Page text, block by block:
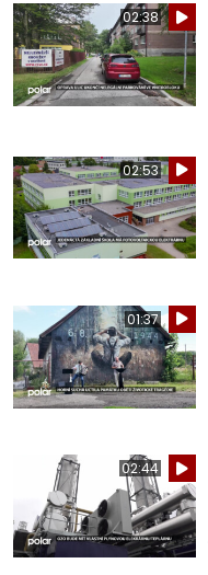
02:38
02:53
01:37
02:44